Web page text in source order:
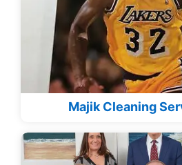
Majik Cleaning